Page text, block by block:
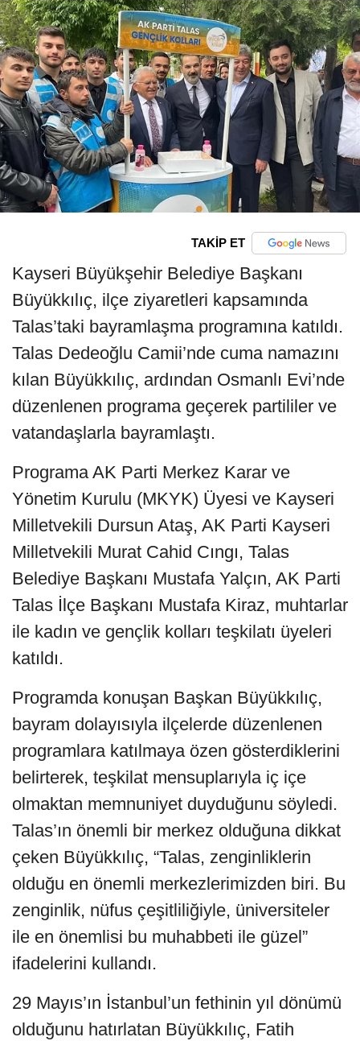
TAKİP ET
Kayseri Büyükşehir Belediye Başkanı
Büyükkılıç, ilçe ziyaretleri kapsamında
Talas’taki bayramlaşma programına katıldı.
Talas Dedeoğlu Camii’nde cuma namazını
kılan Büyükkılıç, ardından Osmanlı Evi’nde
düzenlenen programa geçerek partililer ve
vatandaşlarla bayramlaştı.
Programa AK Parti Merkez Karar ve
Yönetim Kurulu (MKYK) Üyesi ve Kayseri
Milletvekili Dursun Ataş, AK Parti Kayseri
Milletvekili Murat Cahid Cıngı, Talas
Belediye Başkanı Mustafa Yalçın, AK Parti
Talas İlçe Başkanı Mustafa Kiraz, muhtarlar
ile kadın ve gençlik kolları teşkilatı üyeleri
katıldı.
Programda konuşan Başkan Büyükkılıç,
bayram dolayısıyla ilçelerde düzenlenen
programlara katılmaya özen gösterdiklerini
belirterek, teşkilat mensuplarıyla iç içe
olmaktan memnuniyet duyduğunu söyledi.
Talas’ın önemli bir merkez olduğuna dikkat
çeken Büyükkılıç, “Talas, zenginliklerin
olduğu en önemli merkezlerimizden biri. Bu
zenginlik, nüfus çeşitliliğiyle, üniversiteler
ile en önemlisi bu muhabbeti ile güzel”
ifadelerini kullandı.
29 Mayıs’ın İstanbul’un fethinin yıl dönümü
olduğunu hatırlatan Büyükkılıç, Fatih